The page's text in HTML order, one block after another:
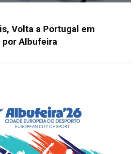
Volta a Portugal em
Albufeira